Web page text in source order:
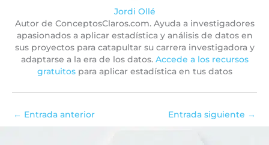
Jordi Ollé
Autor de ConceptosClaros.com. Ayuda a investigadores
apasionados a aplicar estadística y análisis de datos en
sus proyectos para catapultar su carrera investigadora y
adaptarse a la era de los datos. Accede a los recursos
gratuitospara aplicar estadística en tus datos
← Entrada anterior Entrada siguiente →